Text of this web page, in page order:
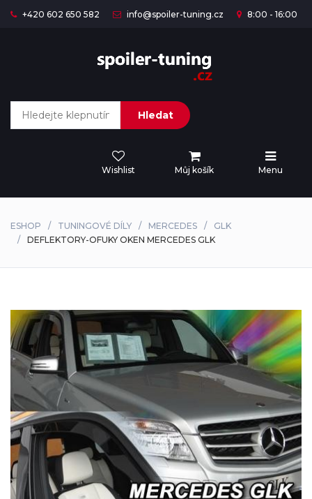
+420 602 650 582 info@spoiler-tuning.cz 8:00 - 16:00
Hledat
Wishlist Můj košík Menu
ESHOP TUNINGOVÉ DÍLY MERCEDES
GLK
DEFLEKTORY-OFUKY OKEN MERCEDES GLK